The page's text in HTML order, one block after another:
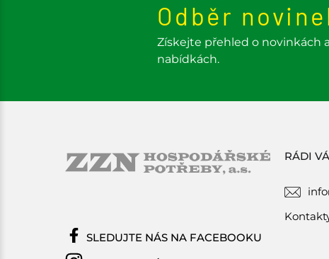
Odběr
Získejte přehled o novinkách
nabídkách.
RÁDI
SLEDUJTE NÁS NA FACEBOOKU